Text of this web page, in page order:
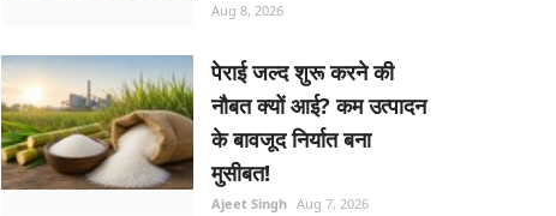
Aug 8, 2026
पेराई जल्द शुरू करने की
नौबत क्यों आई? कम उत्पादन
के बावजूद निर्यात बना
मुसीबत!
Ajeet Singh Aug 7, 2026